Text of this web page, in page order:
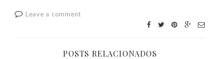
Leave a comment
POSTS RELACIONADOS